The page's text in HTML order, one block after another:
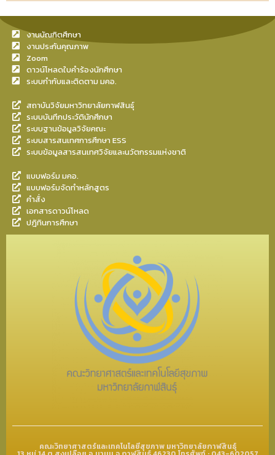
งานบัณฑิตศึกษา
งานประกันคุณภาพ
Zoom
ดาวน์โหลดใบคำร้องนักศึกษา
ระบบกำกับและติดตาม มคอ.
สถาบันวิจัยมหาวิทยาลัยกาฬสินธุ์
ระบบบันทึกประวัตินักศึกษา
ระบบฐานข้อมูลวิจัยคณะ
ระบบสารสนเทศการศึกษา ESS
ระบบข้อมูลสารสนเทศวิจัยและนวัตกรรมแห่งชาติ
แบบฟอร์ม มคอ.
แบบฟอร์มจัดทำหลักสูตร
คำสั่ง
เอกสารดาวน์โหลด
ปฎิทินการศึกษา
คณะวิทยาศาสตร์และเทคโนโลยีสุขภาพ มหาวิทยาลัยกาฬสินธุ์